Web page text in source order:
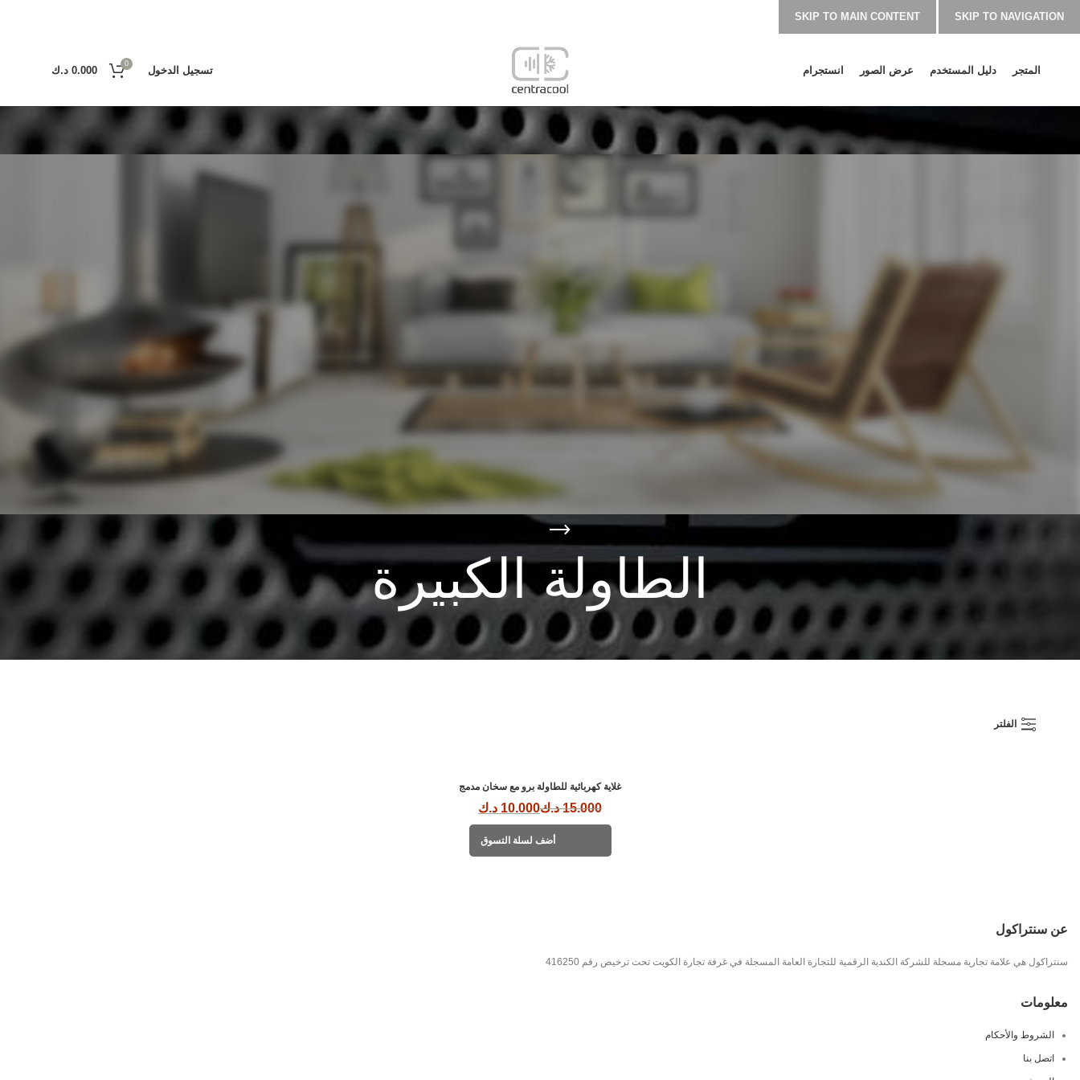
SKIP TO NAVIGATION
SKIP TO MAIN CONTENT
المتجر دليل المستخدم عرض الصور انستجرام تسجيل الدخول
0
0.000 د.ك
الطاولة الكبيرة
الفلتر
غلاية كهربائية للطاولة برو مع سخان مدمج
15.000 د.ك10.000 د.ك
أضف لسلة التسوق
عن سنتراكول
سنتراكول هي علامة تجارية مسجلة للشركة الكندية الرقمية للتجارة العامة المسجلة في غرفة تجارة الكويت تحت ترخيص رقم 416250
معلومات
الشروط والأحكام
اتصل بنا